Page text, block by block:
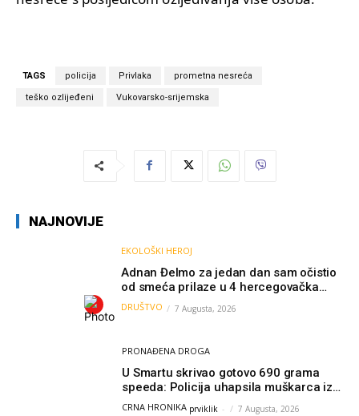
TAGS policija Privlaka prometna nesreća
teško ozlijeđeni Vukovarsko-srijemska
NAJNOVIJE
EKOLOŠKI HEROJ
Adnan Đelmo za jedan dan sam očistio
od smeća prilaze u 4 hercegovačka
grada: “Danas nisam čistio samo smeće,
čistio sam sliku o nama”
DRUŠTVO 7 Augusta, 2026
PRONAĐENA DROGA
U Smartu skrivao gotovo 690 grama
speeda: Policija uhapsila muškarca iz
Hercegovine
CRNA HRONIKA prviklik - 7 Augusta, 2026